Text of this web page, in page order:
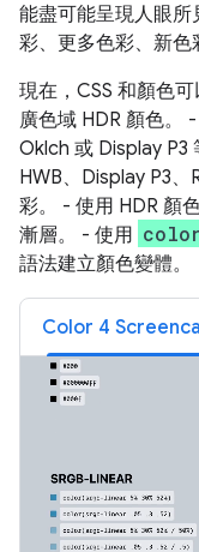
能盡可能呈現人眼
彩、更多色彩、新色
現在，CSS 和顏色
廣色域 HDR 顏色。
Oklch 或 Display P3
HWB、Display P3
彩。 - 使用 HDR 顏
漸層。 - 使用
語法建立顏色變體。
Color 4